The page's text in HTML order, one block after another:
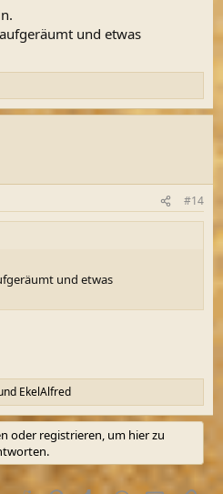
und etwas
#14
und etwas
EkelAlfred
oder registrieren, um hier zu